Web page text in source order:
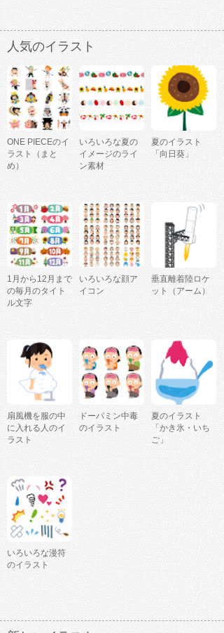
人気のイラスト
ONE PIECEのイ
ラスト（まと
め）
いろいろな夏の
イメージのライ
ン素材
夏のイラスト
「向日葵」
1月から12月まで
の毎月のタイト
ル文字
いろいろな顔ア
イコン
垂直離着陸ロケ
ット（アーム）
扇風機を服の中
に入れる人のイ
ラスト
ドーパミン中毒
のイラスト
夏のイラスト
「かき氷・いち
ご」
いろいろな漫符
のイラスト